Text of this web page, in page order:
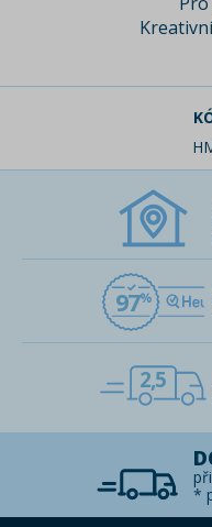
97
2,5
*